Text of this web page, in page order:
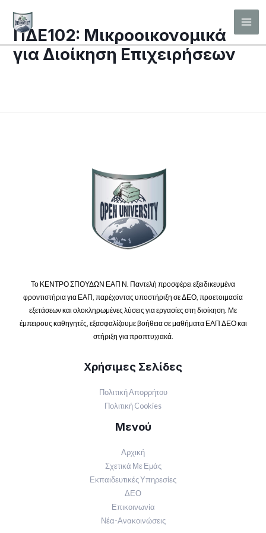
περιεχόμενο
ΠΔΕ102: Μικροοικονομικά
για Διοίκηση Επιχειρήσεων
Το ΚΕΝΤΡΟ ΣΠΟΥΔΩΝ ΕΑΠ Ν. Παντελή προσφέρει εξειδικευμένα
φροντιστήρια για ΕΑΠ, παρέχοντας υποστήριξη σε ΔΕΟ, προετοιμασία
εξετάσεων και ολοκληρωμένες λύσεις για εργασίες στη διοίκηση. Με
έμπειρους καθηγητές, εξασφαλίζουμε βοήθεια σε μαθήματα ΕΑΠ ΔΕΟ και
στήριξη για προπτυχιακά.
Χρήσιμες Σελίδες
Πολιτική Απορρήτου
Πολιτική Cookies
Μενού
Αρχική
Σχετικά Με Εμάς
Εκπαιδευτικές Υπηρεσίες
ΔΕΟ
Επικοινωνία
Νέα-Ανακοινώσεις